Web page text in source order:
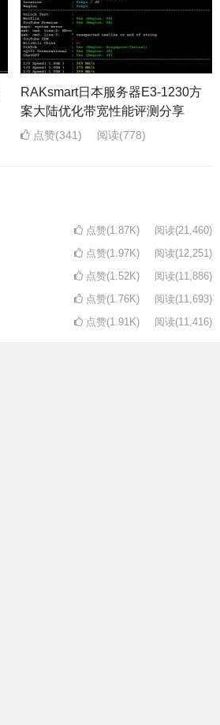
RAKsmart日本服务器E3-1230方
案大陆优化带宽性能评测分享
点赞(341) 阅读(778)
点赞(1.87K) 阅读(21,460)
点赞(1.97K) 阅读(12,251)
点赞(1.52K) 阅读(11,886)
点赞(1.76K) 阅读(11,693)
点赞(1.91K) 阅读(11,416)